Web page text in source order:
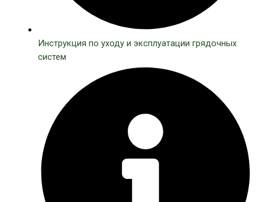
Инструкция по уходу и эксплуатации грядочных
систем